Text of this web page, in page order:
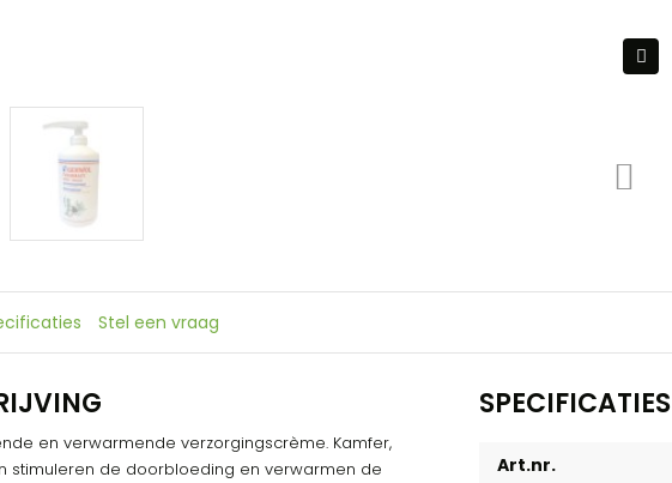
Stel een vraag
en verwarmende verzorgingscrème. Kamfer,
stimuleren de doorbloeding en verwarmen de
SPECIFICATIES
Art.nr.